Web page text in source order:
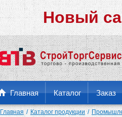
Новый
Главная Каталог Заказ
Главная Каталог продукции